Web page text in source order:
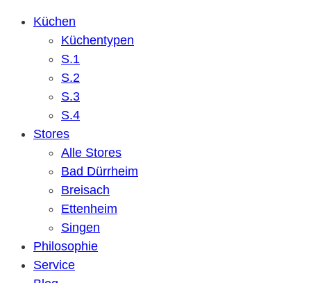
Küchen
Küchentypen
S.1
S.2
S.3
S.4
Stores
Alle Stores
Bad Dürrheim
Breisach
Ettenheim
Singen
Philosophie
Service